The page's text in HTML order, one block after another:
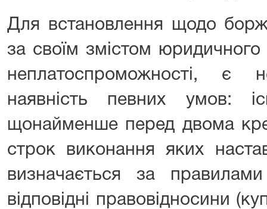
Для встановлення щодо
за своїм змістом
неплатоспроможності, є
наявність певних умов:
щонайменше перед двома
строк виконання яких
визначається за
відповідні правовідносини